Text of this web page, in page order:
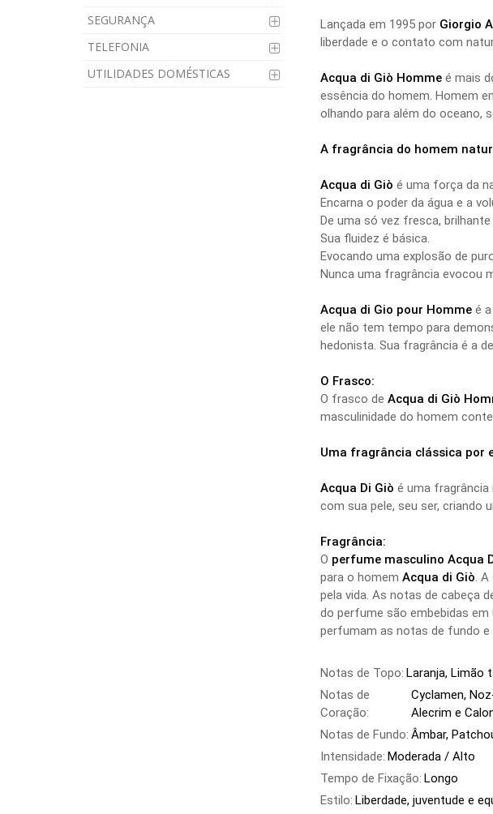
SEGURANÇA
TELEFONIA
UTILIDADES DOMÉSTICAS
Lançada em 1995 por Giorgio
liberdade e o contato com
Acqua di Giò Hommeé mais
essência do homem. Homem
olhando para além do oceano,
A fragrância do homem
Acqua di Giò é uma força da
Encarna o poder da água e a
De uma só vez fresca, brilhante
Sua fluidez é básica.
Evocando uma explosão de
Nunca uma fragrância evocou
Acqua di Gio pour Hommeé a
ele não tem tempo para
hedonista. Sua fragrância é a
O Frasco:
O frasco de Acqua di Giò
masculinidade do homem
Uma fragrância clássica por
Acqua Di Giò é uma fragrância
com sua pele, seu ser, criando
Fragrância:
O perfume masculino Acqua
para o homem Acqua di Giò.
pela vida. As notas de cabeça
do perfume são embebidas
perfumam as notas de fundo
Notas de Topo: Laranja, Limão
Notas de
Coração:
Cyclamen,
Alecrim e
Notas de Fundo: Âmbar,
Intensidade: Moderada / Alto
Tempo de Fixação: Longo
Estilo: Liberdade, juventude e